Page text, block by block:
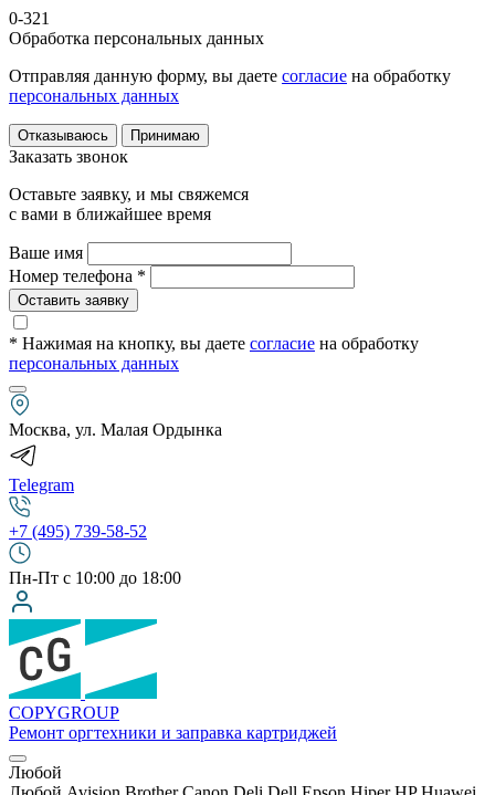
0-321
Обработка персональных данных
Отправляя данную форму, вы даете согласие на обработку
персональных данных
Отказываюсь Принимаю
Заказать звонок
Оставьте заявку, и мы свяжемся
с вами в ближайшее время
Ваше имя
Номер телефона *
Оставить заявку
* Нажимая на кнопку, вы даете согласие на обработку
персональных данных
Москва, ул. Малая Ордынка
Telegram
+7 (495) 739-58-52
Пн-Пт с 10:00 до 18:00
COPYGROUP
Ремонт оргтехники и заправка картриджей
Любой